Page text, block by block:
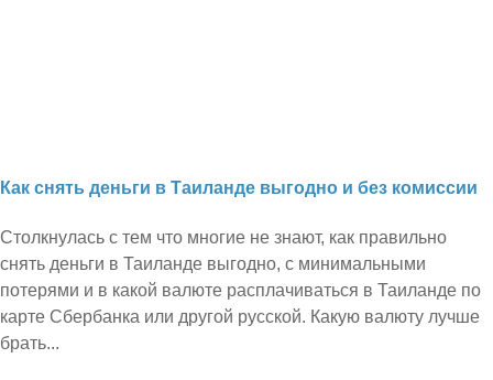
Как снять деньги в Таиланде выгодно и без комиссии
Столкнулась с тем что многие не знают, как правильно
снять деньги в Таиланде выгодно, с минимальными
потерями и в какой валюте расплачиваться в Таиланде по
карте Сбербанка или другой русской. Какую валюту лучше
брать...